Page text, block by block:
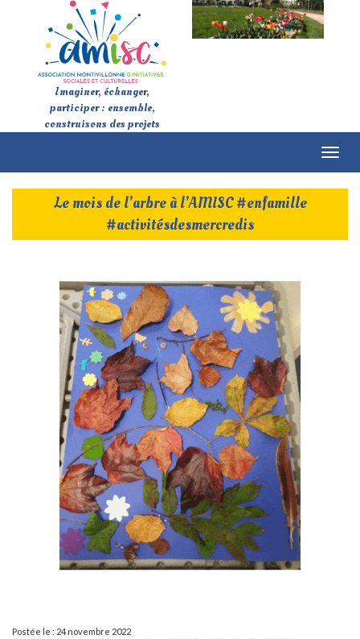
Imaginer, échanger,
participer : ensemble,
construisons des projets
Le mois de l’arbre à l’AMISC #enfamille
#activitésdesmercredis
Postée le : 24 novembre 2022